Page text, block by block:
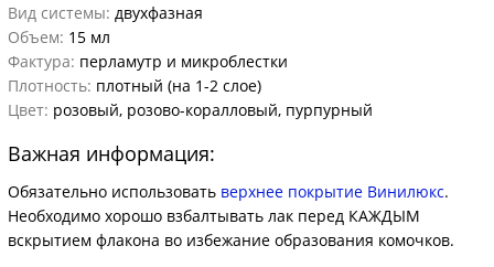
Вид системы: двухфазная
Объем: 15 мл
Фактура: перламутр и микроблестки
Плотность: плотный (на 1-2 слое)
Цвет: розовый, розово-коралловый, пурпурный
Важная информация:
Обязательно использовать верхнее покрытие Винилюкс.
Необходимо хорошо взбалтывать лак перед КАЖДЫМ
вскрытием флакона во избежание образования комочков.